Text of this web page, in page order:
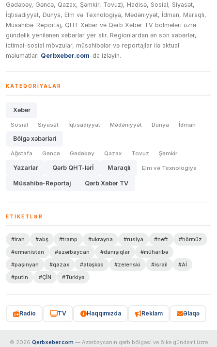
Gədəbəy, Gəncə, Qazax, Şəmkir, Tovuz), Hadisə, Sosial, Siyasət,
İqtisadiyyat, Dünya, Elm və Texnologiya, Mədəniyyət, İdman, Maraqlı,
Müsahibə-Reportaj, QHT Xəbər və Qərb Xəbər TV bölmələri üzrə
gündəlik yenilənən xəbərlər yer alır. Regionlardan ən son xəbərlər,
ictimai-sosial mövzular, müsahibələr və reportajlar ilə aktual
məlumatları Qerbxeber.com-da izləyin.
KATEQORIYALAR
Xəbər
Sosial Siyasət İqtisadiyyat Mədəniyyət Dünya İdman
Bölgə xəbərləri
Ağstafa Gəncə Gədəbəy Qazax Tovuz Şəmkir
Yazarlar Qərb QHT-lərİ Maraqlı Elm və Texnologiya
Müsahibə-Reportaj Qərb Xəbər TV
ETIKETLƏR
#iran #abş #tramp #ukrayna #rusiya #neft
#hörmüz
#ermənistan
#azərbaycan #danışıqlar
#müharibə
#paşinyan
#qazax #atəşkəs #zelenski #israil
#Aİ
#putin
#ÇİN #Türkiyə
Radio TV Haqqımızda Reklam Əlaqə
© 2026 Qerbxeber.com — Azərbaycanın qərb bölgəsi və ölkə gündəmi üzrə